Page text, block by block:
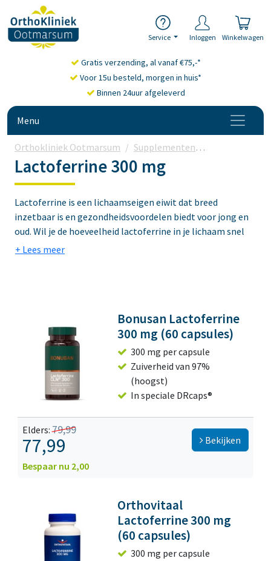
Service Inloggen Winkelwagen
Gratis verzending, al vanaf €75,-*
Voor 15u besteld, morgen in huis*
Binnen 24uur afgeleverd
Menu
Orthokliniek Ootmarsum Supplementen
Lactoferrine 300 mg
Lactoferrine is een lichaamseigen eiwit dat breed
inzetbaar is en gezondheidsvoordelen biedt voor jong en
oud. Wil je de hoeveelheid lactoferrine in je lichaam snel
aanvullen, kies dan voor een voedingssupplement met een
Bonusan Lactoferrine
300 mg (60 capsules)
300 mg per capsule
Zuiverheid van 97%
(hoogst)
In speciale DRcaps®
Elders:79,99
77,99
Bespaar nu 2,00
Bekijken
Orthovitaal
Lactoferrine 300 mg
(60 capsules)
300 mg per capsule